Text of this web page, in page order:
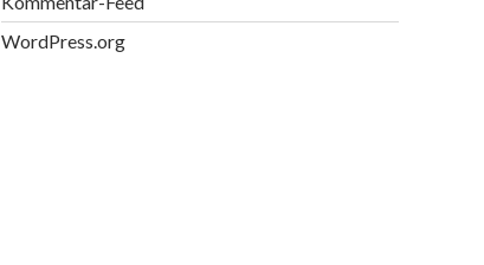
WordPress.org